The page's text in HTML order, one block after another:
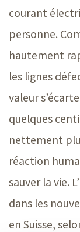
courant
personne.
hautement
les lignes
valeur
quelques
nettement
réaction
sauver la vie.
dans les
en Suisse,